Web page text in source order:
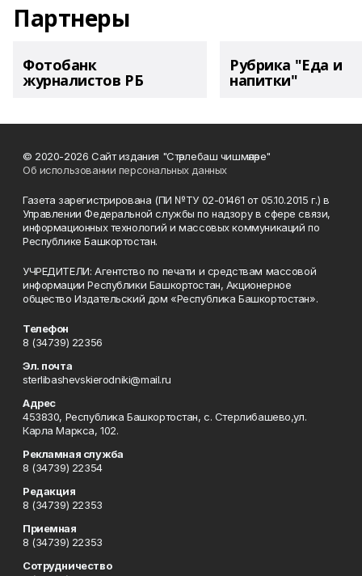
Партнеры
Фотобанк
журналистов РБ
Рубрика "Еда и
напитки"
© 2020-2026 Сайт издания "Стәрлебаш чишмәләре"
Об использовании персональных данных
Газета зарегистрирована (ПИ №ТУ 02-01461 от 05.10.2015 г.) в
Управлении Федеральной службы по надзору в сфере связи,
информационных технологий и массовых коммуникаций по
Республике Башкортостан.
УЧРЕДИТЕЛИ: Агентство по печати и средствам массовой
информации Республики Башкортостан, Акционерное
общество Издательский дом «Республика Башкортостан».
Телефон
8 (34739) 22356
Эл. почта
sterlibashevskierodniki@mail.ru
Адрес
453830, Республика Башкортостан, c. Стерлибашево,ул.
Карла Маркса, 102.
Рекламная служба
8 (34739) 22354
Редакция
8 (34739) 22353
Приемная
8 (34739) 22353
Сотрудничество